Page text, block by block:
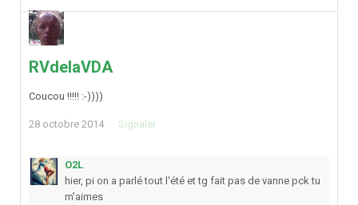
RVdelaVDA
Coucou !!!!! :-))))
28 octobre 2014 Signaler
O2L
hier, pi on a parlé tout l'été et tg fait pas de vanne pck tu
m'aimes